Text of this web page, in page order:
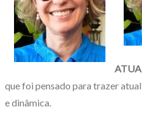
que foi pensado para trazer
e dinâmica.